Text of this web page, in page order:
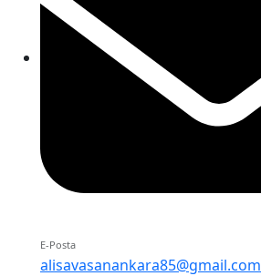
E-Posta
alisavasanankara85@gmail.com